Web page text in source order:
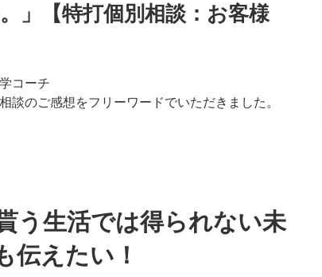
」【特打個別相談：お客様
コーチ
談のご感想をフリーワードでいただきました。
う生活では得られない未
伝えたい！